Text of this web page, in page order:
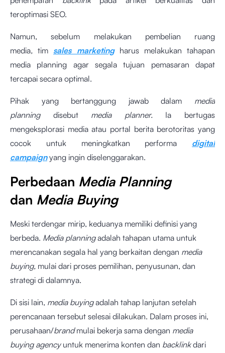
teroptimasi SEO.
Namun, sebelum melakukan pembelian ruang
media,tim sales marketingharus melakukan tahapan
media planning agar segala tujuan pemasaran dapat
tercapai secara optimal.
Pihak yang bertanggung jawab dalam media
planning disebut media planner. Ia bertugas
mengeksplorasi media atau portal berita berotoritas yang
cocok untuk meningkatkan performa digital
campaign yang ingin diselenggarakan.
Perbedaan Media Planning
dan Media Buying
Meski terdengar mirip, keduanya memiliki definisi yang
berbeda. Media planningadalah tahapan utama untuk
merencanakan segala hal yang berkaitan dengan media
buying, mulai dari proses pemilihan, penyusunan, dan
strategi di dalamnya.
Di sisi lain, media buyingadalah tahap lanjutan setelah
perencanaan tersebut selesai dilakukan. Dalam proses ini,
perusahaan/brandmulai bekerja sama dengan media
buying agency untuk menerima konten dan backlinkdari